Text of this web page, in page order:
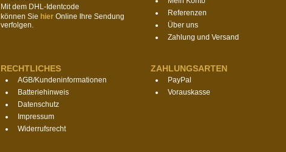
Mit dem DHL-Identcode
können Sie hierOnline Ihre Sendung
verfolgen.
Referenzen
Über uns
Zahlung und Versand
RECHTLICHES
AGB/Kundeninformationen
Batteriehinweis
Datenschutz
Impressum
Widerrufsrecht
ZAHLUNGSARTEN
PayPal
Vorauskasse